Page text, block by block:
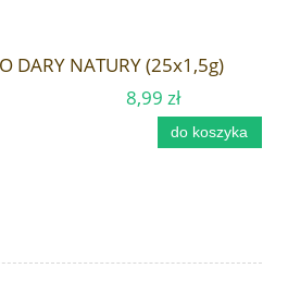
DARY NATURY (25x1,5g)
8,99 zł
do koszyka